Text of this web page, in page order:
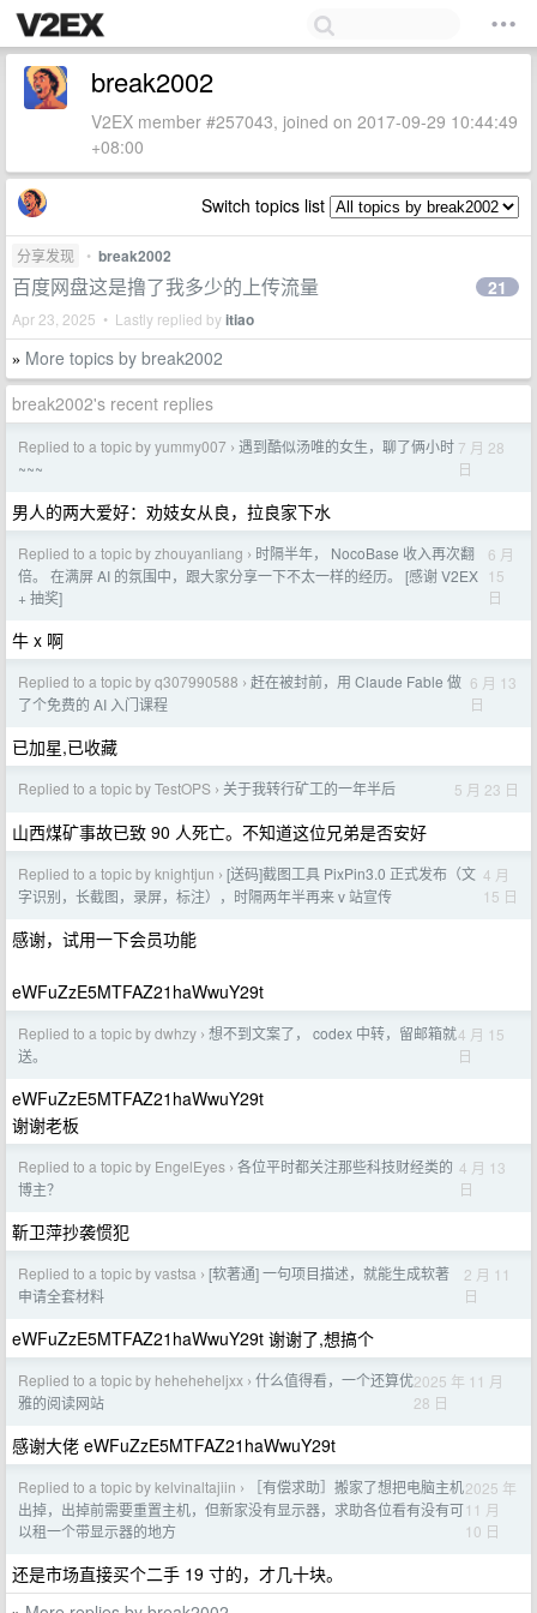
break2002
V2EX member #257043, joined on 2017-09-29 10:44:49
+08:00
Switch topics list
分享发现 • break2002
百度网盘这是撸了我多少的上传流量
Apr 23, 2025 • Lastly replied byitiao
21
» More topics by break2002
break2002's recent replies
Replied to a topic by yummy007 › 遇到酷似汤唯的女生，聊了俩小时
~~~
7 月 28
日
男人的两大爱好：劝妓女从良，拉良家下水
Replied to a topic by zhouyanliang › 时隔半年， NocoBase 收入再次翻
倍。 在满屏 AI 的氛围中，跟大家分享一下不太一样的经历。 [感谢 V2EX
+ 抽奖]
6 月
15
日
牛 x 啊
Replied to a topic by q307990588 › 赶在被封前，用 Claude Fable 做
了个免费的 AI 入门课程
6 月 13
日
已加星,已收藏
Replied to a topic by TestOPS › 关于我转行矿工的一年半后 5 月 23 日
山西煤矿事故已致 90 人死亡。不知道这位兄弟是否安好
Replied to a topic by knightjun › [送码]截图工具 PixPin3.0 正式发布（文
字识别，长截图，录屏，标注），时隔两年半再来 v 站宣传
4 月
15 日
感谢，试用一下会员功能
eWFuZzE5MTFAZ21haWwuY29t
Replied to a topic by dwhzy › 想不到文案了， codex 中转，留邮箱就
送。
4 月 15
日
eWFuZzE5MTFAZ21haWwuY29t
谢谢老板
Replied to a topic by EngelEyes › 各位平时都关注那些科技财经类的
博主？
4 月 13
日
靳卫萍抄袭惯犯
Replied to a topic by vastsa › [软著通] 一句项目描述，就能生成软著
申请全套材料
2 月 11
日
eWFuZzE5MTFAZ21haWwuY29t 谢谢了,想搞个
Replied to a topic by heheheheljxx › 什么值得看，一个还算优
雅的阅读网站
2025 年 11 月
28 日
感谢大佬 eWFuZzE5MTFAZ21haWwuY29t
Replied to a topic by kelvinaltajiin ›
［有偿求助］搬家了想把电脑主机
出掉，出掉前需要重置主机，但新家没有显示器，求助各位看有没有可
以租一个带显示器的地方
2025 年
11 月
10 日
还是市场直接买个二手 19 寸的，才几十块。